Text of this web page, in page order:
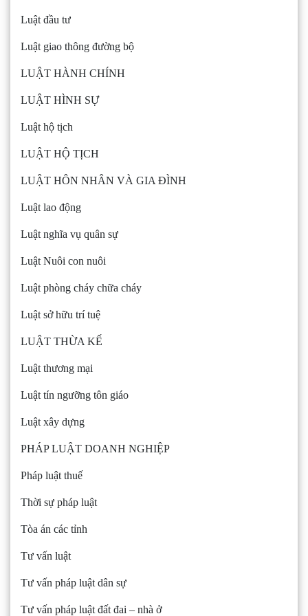
Luật đầu tư
Luật giao thông đường bộ
LUẬT HÀNH CHÍNH
LUẬT HÌNH SỰ
Luật hộ tịch
LUẬT HỘ TỊCH
LUẬT HÔN NHÂN VÀ GIA ĐÌNH
Luật lao động
Luật nghĩa vụ quân sự
Luật Nuôi con nuôi
Luật phòng cháy chữa cháy
Luật sở hữu trí tuệ
LUẬT THỪA KẾ
Luật thương mại
Luật tín ngưỡng tôn giáo
Luật xây dựng
PHÁP LUẬT DOANH NGHIỆP
Pháp luật thuế
Thời sự pháp luật
Tòa án các tỉnh
Tư vấn luật
Tư vấn pháp luật dân sự
Tư vấn pháp luật đất đai – nhà ở